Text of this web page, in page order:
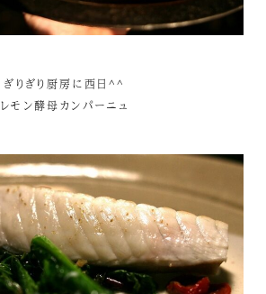
ぎりぎり厨房に西日^^
レモン酵母カンパーニュ